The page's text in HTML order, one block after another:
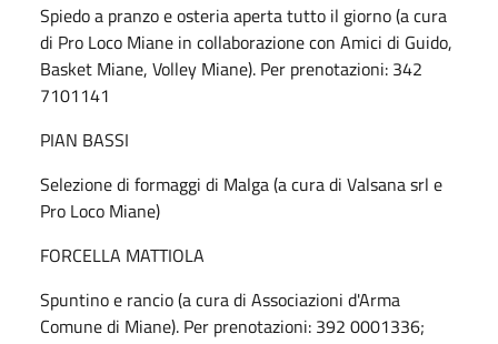
Spiedo a pranzo e osteria aperta tutto il giorno (a cura
di Pro Loco Miane in collaborazione con Amici di Guido,
Basket Miane, Volley Miane). Per prenotazioni: 342
7101141
PIAN BASSI
Selezione di formaggi di Malga (a cura di Valsana srl e
Pro Loco Miane)
FORCELLA MATTIOLA
Spuntino e rancio (a cura di Associazioni d'Arma
Comune di Miane). Per prenotazioni: 392 0001336;